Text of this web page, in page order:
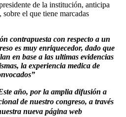
de la institución, anticipa
el que tiene marcadas
contrapuesta con respecto a un
es muy enriquecedor, dado que
en base a las ultimas evidencias
la experiencia medica de
año, por la amplia difusión a
de nuestro congreso, a través
nueva página web